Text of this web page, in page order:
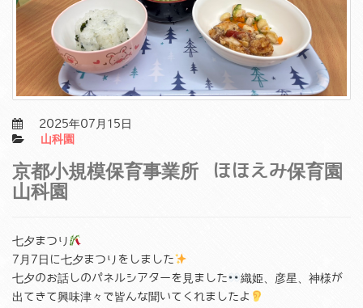
2025年07月15日
山科園
京都小規模保育事業所 ほほえみ保育園
山科園
七夕まつり
7月7日に七夕まつりをしました
七夕のお話しのパネルシアターを見ました
織姫、彦星、神様が
出てきて興味津々で皆んな聞いてくれましたよ